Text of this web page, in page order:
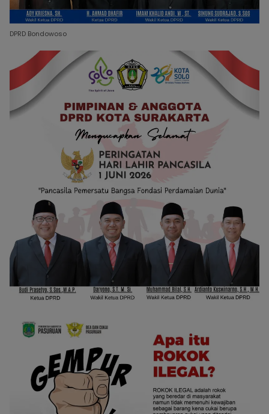
DPRD Bondowoso